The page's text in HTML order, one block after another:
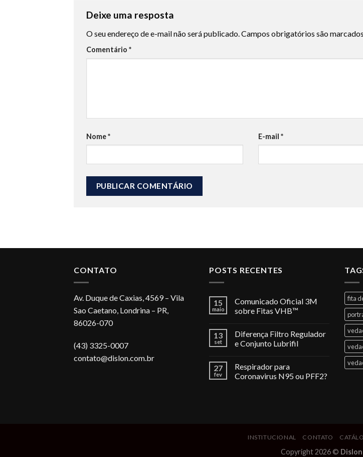
Deixe uma resposta
O seu endereço de e-mail não será publicado.Campos obrigatórios são
Comentário *
Nome* E-mail*
CONTATO
Av. Duque de Caxias, 4569 – Vila
Sao Caetano, Londrina – PR,
86026-070
(43) 3325-0007
contato@dislon.com.br
POSTS RECENTES
15
maio
Comunicado Oficial 3M
sobre Fitas VHB™
13
set
Diferença Filtro Regulador
e Conjunto Lubrifil
27
fev
Respirador para
Coronavirus N95 ou PFF2?
fita
INSTITUCIONAL CONTATO
Copyright 2026 ©